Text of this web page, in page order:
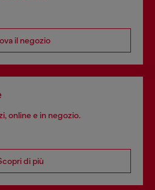
il negozio
online e in negozio.
di più